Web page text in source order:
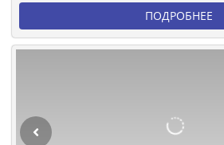
ПОДРОБНЕЕ